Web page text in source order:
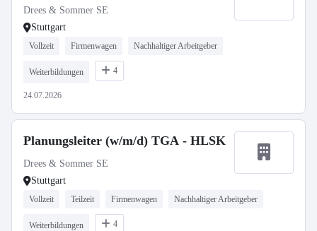
Drees & Sommer SE
Stuttgart
Vollzeit Firmenwagen Nachhaltiger Arbeitgeber
Weiterbildungen 4
24.07.2026
Planungsleiter (w/m/d) TGA - HLSK
Drees & Sommer SE
Stuttgart
Vollzeit Teilzeit Firmenwagen Nachhaltiger Arbeitgeber
Weiterbildungen 4